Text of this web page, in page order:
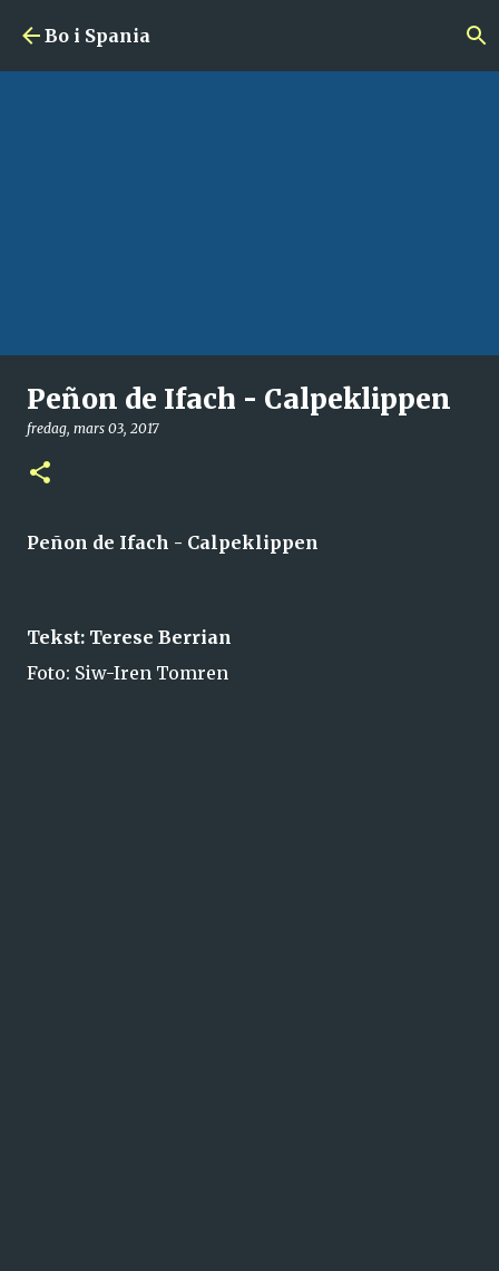
Bo i Spania
Peñon de Ifach - Calpeklippen
fredag, mars 03, 2017
Peñon de Ifach - Calpeklippen
Tekst: Terese Berrian
Foto: Siw-Iren Tomren